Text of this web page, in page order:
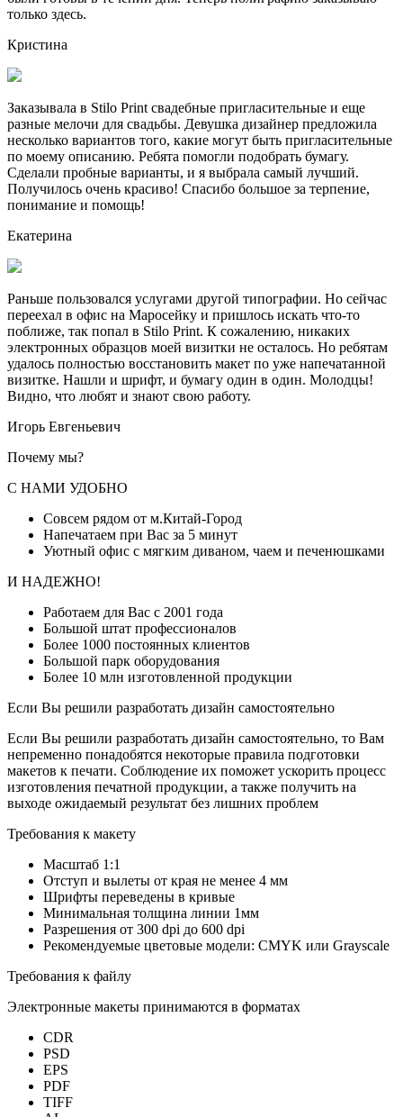
только здесь.
Кристина
Заказывала в Stilo Print свадебные пригласительные и еще
разные мелочи для свадьбы. Девушка дизайнер предложила
несколько вариантов того, какие могут быть пригласительные
по моему описанию. Ребята помогли подобрать бумагу.
Сделали пробные варианты, и я выбрала самый лучший.
Получилось очень красиво! Спасибо большое за терпение,
понимание и помощь!
Екатерина
Раньше пользовался услугами другой типографии. Но сейчас
переехал в офис на Маросейку и пришлось искать что-то
поближе, так попал в Stilo Print. К сожалению, никаких
электронных образцов моей визитки не осталось. Но ребятам
удалось полностью восстановить макет по уже напечатанной
визитке. Нашли и шрифт, и бумагу один в один. Молодцы!
Видно, что любят и знают свою работу.
Игорь Евгеньевич
Почему мы?
С НАМИ УДОБНО
Совсем рядом от м.Китай-Город
Напечатаем при Вас за 5 минут
Уютный офис с мягким диваном, чаем и печенюшками
И НАДЕЖНО!
Работаем для Вас с 2001 года
Большой штат профессионалов
Более 1000 постоянных клиентов
Большой парк оборудования
Более 10 млн изготовленной продукции
Если Вы решили разработать дизайн самостоятельно
Если Вы решили разработать дизайн самостоятельно, то Вам
непременно понадобятся некоторые правила подготовки
макетов к печати. Соблюдение их поможет ускорить процесс
изготовления печатной продукции, а также получить на
выходе ожидаемый результат без лишних проблем
Требования к макету
Масштаб 1:1
Отступ и вылеты от края не менее 4 мм
Шрифты переведены в кривые
Минимальная толщина линии 1мм
Разрешения от 300 dpi до 600 dpi
Рекомендуемые цветовые модели: CMYK или Grayscale
Требования к файлу
Электронные макеты принимаются в форматах
CDR
PSD
EPS
PDF
TIFF